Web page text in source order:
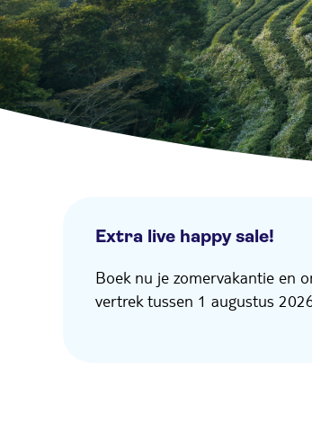
Extra live happy sale!
Boek nu je zomervakantie en
vertrek tussen 1 augustus